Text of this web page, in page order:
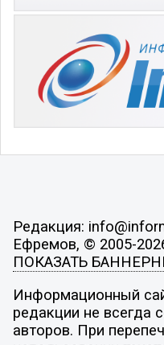
Редакция:
Ефремов, © 2005-
ПОКАЗАТЬ
Информационный
редакции не всегда
авторов. При